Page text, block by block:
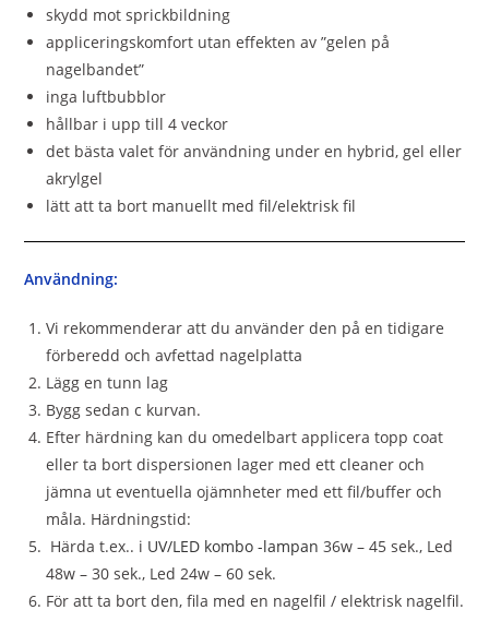
skydd mot sprickbildning
appliceringskomfort utan effekten av ”gelen på
nagelbandet”
inga luftbubblor
hållbar i upp till 4 veckor
det bästa valet för användning under en hybrid, gel eller
akrylgel
lätt att ta bort manuellt med fil/elektrisk fil
Användning:
Vi rekommenderar att du använder den på en tidigare
förberedd och avfettad nagelplatta
Lägg en tunn lag
Bygg sedan c kurvan.
Efter härdning kan du omedelbart applicera topp coat
eller ta bort dispersionen lager med ett cleaner och
jämna ut eventuella ojämnheter med ett fil/buffer och
måla. Härdningstid:
Härda t.ex.. i UV/LED kombo -lampan 36w – 45 sek., Led
48w – 30 sek., Led 24w – 60 sek.
För att ta bort den, fila med en nagelfil / elektrisk nagelfil.